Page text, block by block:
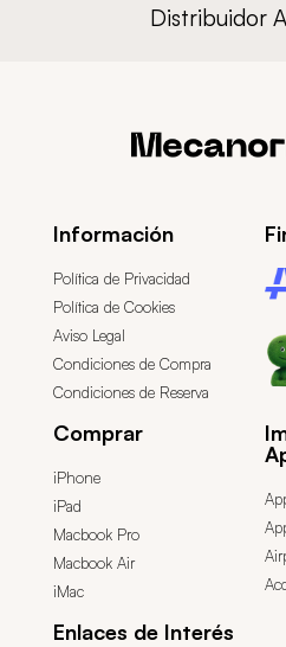
Distribuidor
Información
Política de Privacidad
Política de Cookies
Aviso Legal
Condiciones de Compra
Condiciones de Reserva
Comprar
iPhone
iPad
Macbook Pro
Macbook Air
iMac
Enlaces de Interés